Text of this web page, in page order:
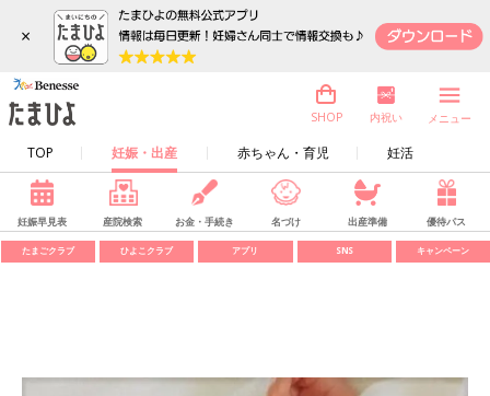
×
TOP 妊娠・出産 赤ちゃん・育児 妊活
SHOP 内祝い メニュー
妊娠早見表 産院検索 お金・手続き 名づけ 出産準備 優待パス
たまごクラブ ひよこクラブ アプリ SNS キャンペーン